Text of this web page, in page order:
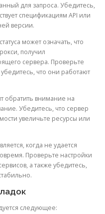
для запроса. Убедитесь,
спецификациям API или
версии.
может означать, что
получил
сервера. Проверьте
что они работают
обратить внимание на
Убедитесь, что сервер
увеличьте ресурсы или
когда не удается
Проверьте настройки
а также убедитесь,
следующее: